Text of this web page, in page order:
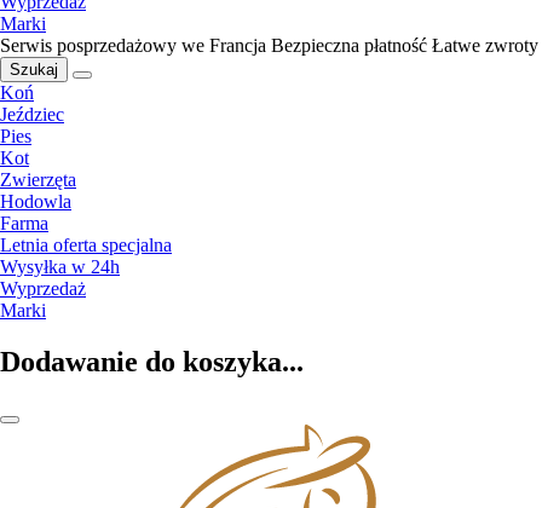
Marki
Serwis posprzedażowy we Francja Bezpieczna płatność Łatwe zwroty
Szukaj
Koń
Jeździec
Pies
Kot
Zwierzęta
Hodowla
Farma
Letnia oferta specjalna
Wysyłka w 24h
Wyprzedaż
Marki
Dodawanie do koszyka...